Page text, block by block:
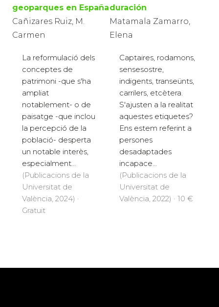
geoparques en España
Cañizares Ruiz, M.
Carmen
La reformulació dels
conceptes de
patrimoni -que s'ha
ampliat
notablement- o de
paisatge -que inclou
la percepció de la
població- desperta
un notable interès,
especialment...
(Publicacions de la
Universitat de
València, 2024) ·
Gratuït
duración
Matamala Zamarro,
Elena
Captaires, rodamons,
sensesostre,
indigents, transeünts,
carrilers, etcètera.
S'ajusten a la realitat
aquestes etiquetes?
Ens estem referint a
persones
desadaptades
incapace...
(Publicacions de la
Universitat de
València, 2022) · 10 €